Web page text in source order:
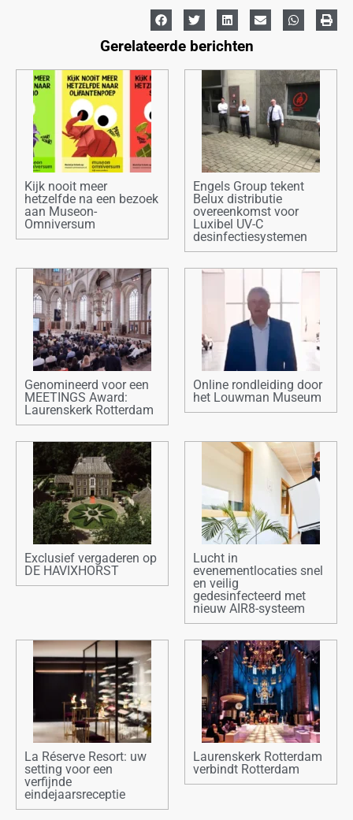
Gerelateerde berichten
Kijk nooit meer
hetzelfde na een bezoek
aan Museon-
Omniversum
Engels Group tekent
Belux distributie
overeenkomst voor
Luxibel UV-C
desinfectiesystemen
Genomineerd voor een
MEETINGS Award:
Laurenskerk Rotterdam
Online rondleiding door
het Louwman Museum
Exclusief vergaderen op
DE HAVIXHORST
Lucht in
evenementlocaties snel
en veilig
gedesinfecteerd met
nieuw AIR8-systeem
La Réserve Resort: uw
setting voor een
verfijnde
eindejaarsreceptie
Laurenskerk Rotterdam
verbindt Rotterdam